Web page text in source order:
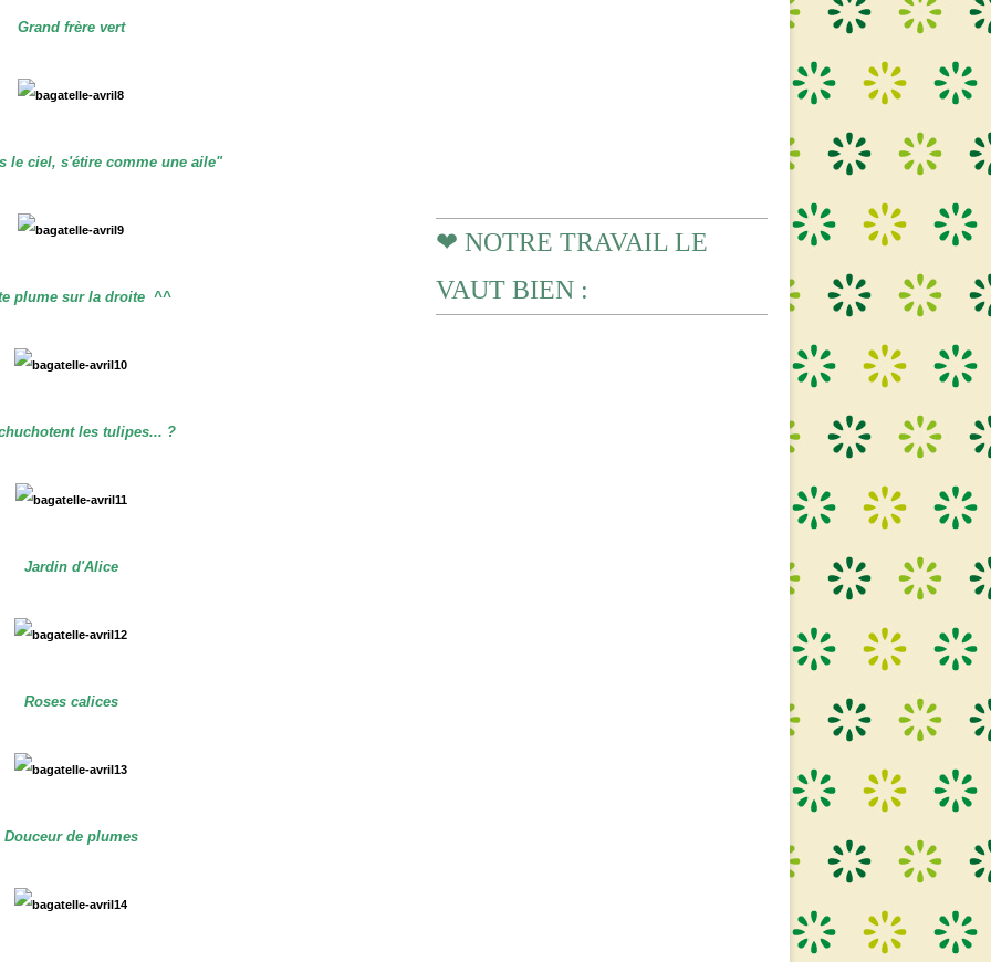
Grand frère vert
le ciel, s'étire comme une aile"
plume sur la droite ^^
les tulipes... ?
Jardin d'Alice
Roses calices
Douceur de plumes
❤ NOTRE TRAVAIL LE
VAUT BIEN :